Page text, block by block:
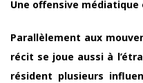
Une offensive médiatique
Parallèlement aux
récit se joue aussi à
résident plusieurs